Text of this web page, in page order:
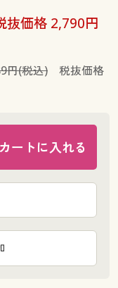
抜価格 2,790円
円(税込)税抜価格
ートに入れる